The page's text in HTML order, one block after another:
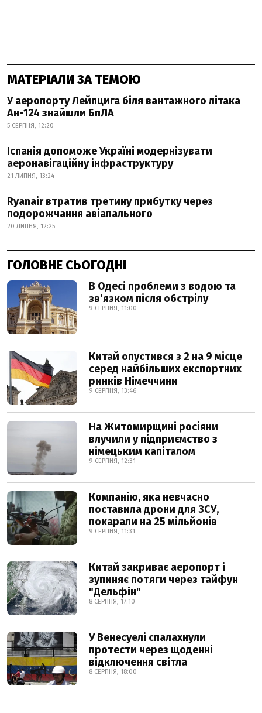
МАТЕРІАЛИ ЗА ТЕМОЮ
У аеропорту Лейпцига біля вантажного літака
Ан-124 знайшли БпЛА
5 СЕРПНЯ, 12:20
Іспанія допоможе Україні модернізувати
аеронавігаційну інфраструктуру
21 ЛИПНЯ, 13:24
Ryanair втратив третину прибутку через
подорожчання авіапального
20 ЛИПНЯ, 12:25
ГОЛОВНЕ СЬОГОДНІ
В Одесі проблеми з водою та
звʼязком після обстрілу
9 СЕРПНЯ, 11:00
Китай опустився з 2 на 9 місце
серед найбільших експортних
ринків Німеччини
9 СЕРПНЯ, 13:46
На Житомирщині росіяни
влучили у підприємство з
німецьким капіталом
9 СЕРПНЯ, 12:31
Компанію, яка невчасно
поставила дрони для ЗСУ,
покарали на 25 мільйонів
9 СЕРПНЯ, 11:31
Китай закриває аеропорт і
зупиняє потяги через тайфун
"Дельфін"
8 СЕРПНЯ, 17:10
У Венесуелі спалахнули
протести через щоденні
відключення світла
8 СЕРПНЯ, 18:00